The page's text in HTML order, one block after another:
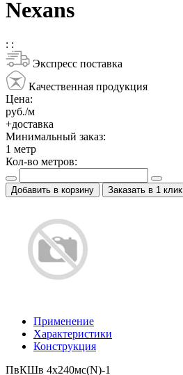
Nexans
: :
Экспресс поставка
Качественная продукция
Цена:
руб./м
+доставка
Минимальный заказ:
1 метр
Кол-во метров:
Добавить в корзину Заказать в 1 клик
Применение
Характеристики
Конструкция
ПвКШв 4x240мс(N)-1